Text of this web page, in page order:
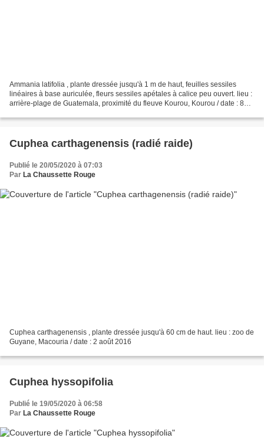
Ammania latifolia , plante dressée jusqu'à 1 m de haut, feuilles sessiles
linéaires à base auriculée, fleurs sessiles apétales à calice peu ouvert. lieu :
arrière-plage de Guatemala, proximité du fleuve Kourou, Kourou / date : 8
Cuphea carthagenensis (radié raide)
Publié le 20/05/2020 à 07:03
Par La Chaussette Rouge
Cuphea carthagenensis , plante dressée jusqu'à 60 cm de haut. lieu : zoo de
Guyane, Macouria / date : 2 août 2016
Cuphea hyssopifolia
Publié le 19/05/2020 à 06:58
Par La Chaussette Rouge